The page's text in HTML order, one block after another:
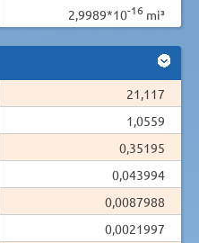
2,9989*10-16 mi³
21,117
1,0559
0,35195
0,043994
0,0087988
0,0021997